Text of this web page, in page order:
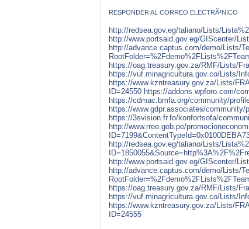
RESPONDER AL CORREO ELECTRÃ³NICO
http://redsea.gov.eg/taliano/Lists/
http://www.portsaid.gov.eg/GIScenter/
http://advance.captus.com/demo/Lists/
https://oag.treasury.gov.za/RMF/Lists/
https://vuf.minagricultura.gov.co/Lists/
https://www.kzntreasury.gov.za/Lists/
ID=24550 https://addons.wpforo.com/
https://cdmac.bmfa.org/community/
https://www.gdpr.associates/community/
https://3svision.fr.fo/konfortsofa/
http://www.rree.gob.pe/
http://redsea.gov.eg/taliano/Lists/
http://www.portsaid.gov.eg/GIScenter/
http://advance.captus.com/demo/Lists/
https://oag.treasury.gov.za/RMF/Lists/
https://vuf.minagricultura.gov.co/Lists/
https://www.kzntreasury.gov.za/Lists/
ID=24555